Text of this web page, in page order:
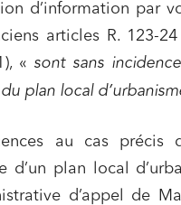
d’information par
articles R. 123-
« sont sans
plan local
au cas
d’un plan local
d’appel de